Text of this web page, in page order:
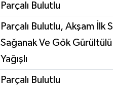
Parçalı Bulutlu
Parçalı Bulutlu, Akşam İlk
Sağanak Ve Gök
Yağışlı
Parçalı Bulutlu